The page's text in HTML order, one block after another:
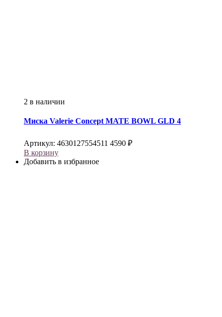
2 в наличии
Миска Valerie Concept MATE BOWL GLD 4
Артикул: 4630127554511 4590 ₽
В корзину
Добавить в избранное